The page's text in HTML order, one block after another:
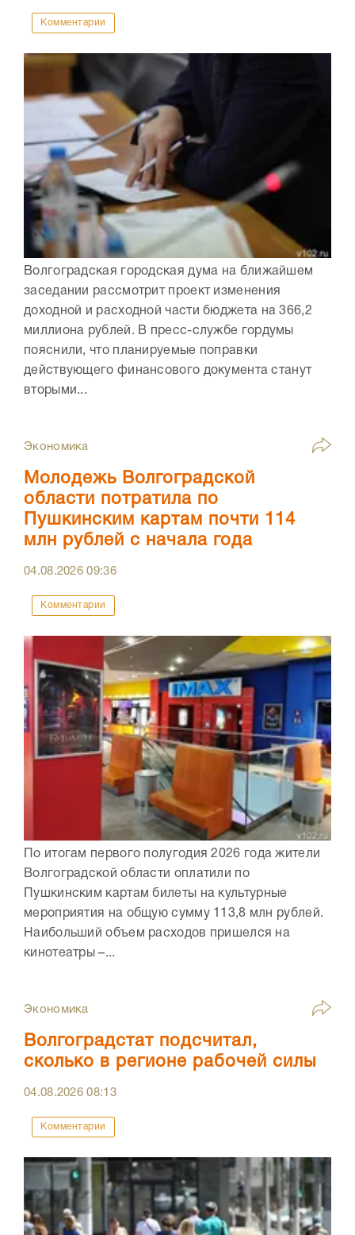
Комментарии
Волгоградская городская дума на ближайшем
заседании рассмотрит проект изменения
доходной и расходной части бюджета на 366,2
миллиона рублей. В пресс-службе гордумы
пояснили, что планируемые поправки
действующего финансового документа станут
вторыми...
Экономика
Молодежь Волгоградской
области потратила по
Пушкинским картам почти 114
млн рублей с начала года
04.08.202609:36
Комментарии
По итогам первого полугодия 2026 года жители
Волгоградской области оплатили по
Пушкинским картам билеты на культурные
мероприятия на общую сумму 113,8 млн рублей.
Наибольший объем расходов пришелся на
кинотеатры –...
Экономика
Волгоградстат подсчитал,
сколько в регионе рабочей силы
04.08.202608:13
Комментарии